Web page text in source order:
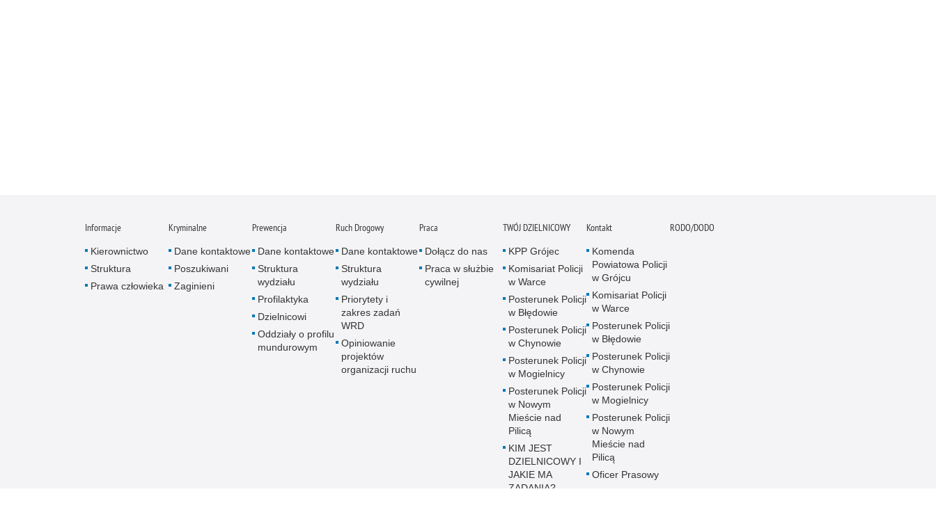
Informacje
Kierownictwo
Struktura
Prawa człowieka
Kryminalne
Dane kontaktowe
Poszukiwani
Zaginieni
Prewencja
Dane kontaktowe
Struktura
wydziału
Profilaktyka
Dzielnicowi
Oddziały o profilu
mundurowym
Ruch Drogowy
Dane kontaktowe
Struktura
wydziału
Priorytety i
zakres zadań
WRD
Opiniowanie
projektów
organizacji ruchu
Praca
Dołącz do nas
Praca w służbie
cywilnej
TWÓJ DZIELNICOWY
KPP Grójec
Komisariat Policji
w Warce
Posterunek Policji
w Błędowie
Posterunek Policji
w Chynowie
Posterunek Policji
w Mogielnicy
Posterunek Policji
w Nowym
Mieście nad
Pilicą
KIM JEST
DZIELNICOWY I
JAKIE MA
ZADANIA?
Kontakt
Komenda
Powiatowa Policji
w Grójcu
Komisariat Policji
w Warce
Posterunek Policji
w Błędowie
Posterunek Policji
w Chynowie
Posterunek Policji
w Mogielnicy
Posterunek Policji
w Nowym
Mieście nad
Pilicą
Oficer Prasowy
RODO/DODO